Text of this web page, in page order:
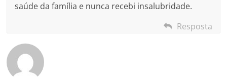
saúde da família e nunca recebi insalubridade.
Resposta